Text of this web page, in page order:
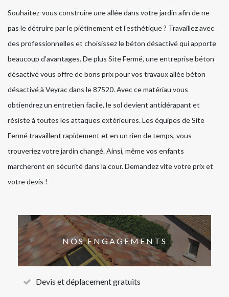
Souhaitez-vous construire une allée dans votre jardin afin de ne
pas le détruire par le piétinement et l’esthétique ? Travaillez avec
des professionnelles et choisissez le béton désactivé qui apporte
beaucoup d’avantages. De plus Site Fermé, une entreprise béton
désactivé vous offre de bons prix pour vos travaux allée béton
désactivé à Veyrac dans le 87520. Avec ce matériau vous
obtiendrez un entretien facile, le sol devient antidérapant et
résiste à toutes les attaques extérieures. Les équipes de Site
Fermé travaillent rapidement et en un rien de temps, vous
trouveriez votre jardin changé. Ainsi, même vos enfants
marcheront en sécurité dans la cour. Demandez vite votre prix et
votre devis !
NOS ENGAGEMENTS
Devis et déplacement gratuits